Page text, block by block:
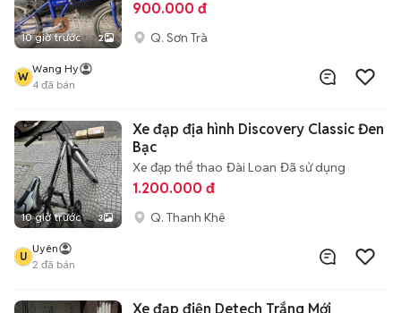
10 giờ trước 2
900.000 đ
Q. Sơn Trà
W
Wang Hy
4 đã bán
10 giờ trước 3
Xe đạp địa hình Discovery Classic Đen
Bạc
Xe đạp thể thao Đài Loan Đã sử dụng
1.200.000 đ
Q. Thanh Khê
U
Uyên
2 đã bán
Xe đạp điện Detech Trắng Mới